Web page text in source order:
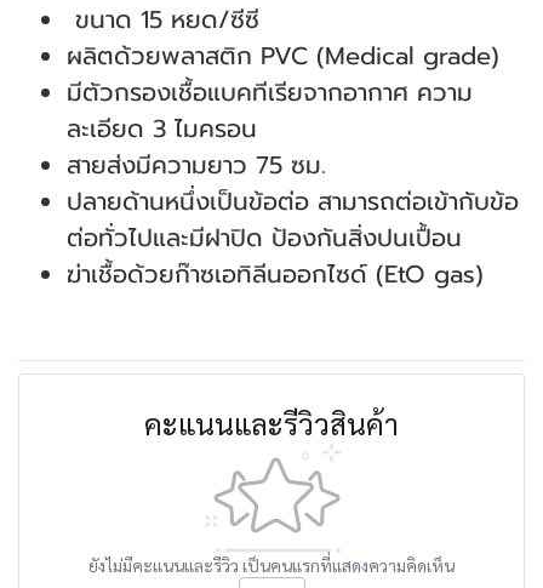
ขนาด 15 หยด/ซีซี
ผลิตด้วยพลาสติก PVC (Medical grade)
มีตัวกรองเชื้อแบคทีเรียจากอากาศ ความ
ละเอียด 3 ไมครอน
สายส่งมีความยาว 75 ซม.
ปลายด้านหนึ่งเป็นข้อต่อ สามารถต่อเข้ากับข้อ
ต่อทั่วไปและมีฝาปิด ป้องกันสิ่งปนเปื้อน
ฆ่าเชื้อด้วยก๊าซเอทิลีนออกไซด์ (EtO gas)
คะแนนและรีวิวสินค้า
ยังไม่มีคะแนนและรีวิว เป็นคนแรกที่แสดงความคิดเห็น